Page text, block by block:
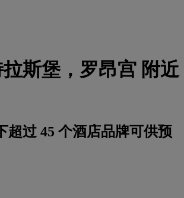
斯堡，罗昂宫 附近
超过 45 个酒店品牌可供预